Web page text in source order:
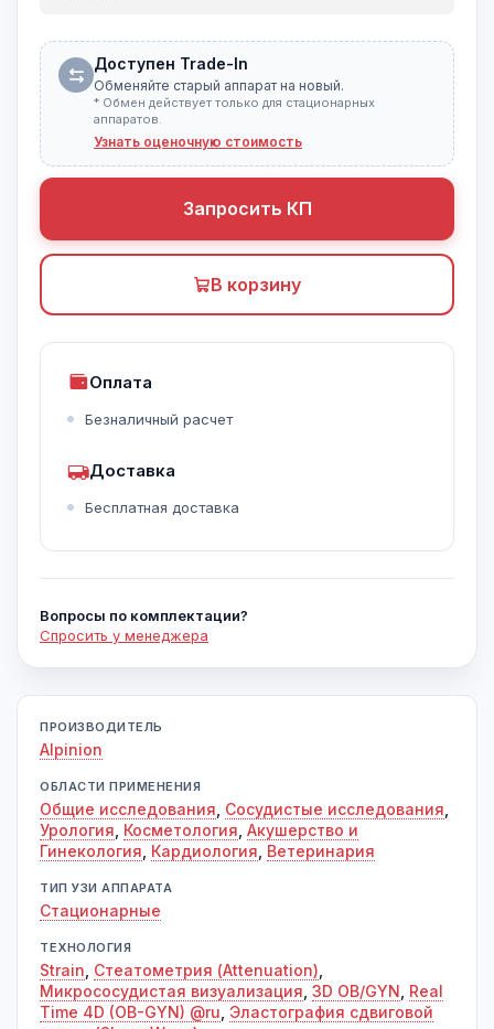
Доступен Trade-In
Обменяйте старый аппарат на новый.
* Обмен действует только для стационарных
аппаратов.
Узнать оценочную стоимость
Запросить КП
В корзину
Оплата
Безналичный расчет
Доставка
Бесплатная доставка
Вопросы по комплектации?
Спросить у менеджера
ПРОИЗВОДИТЕЛЬ
Alpinion
ОБЛАСТИ ПРИМЕНЕНИЯ
Общие исследования Сосудистые исследования
Урология Косметология Акушерство и
Гинекология Кардиология Ветеринария
ТИП УЗИ АППАРАТА
Стационарные
ТЕХНОЛОГИЯ
Strain Стеатометрия (Attenuation)
Микрососудистая визуализация 3D OB/GYN Real
Time 4D (OB-GYN) @ru Эластография сдвиговой